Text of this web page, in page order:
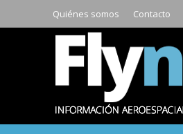
Quiénes somos Contacto